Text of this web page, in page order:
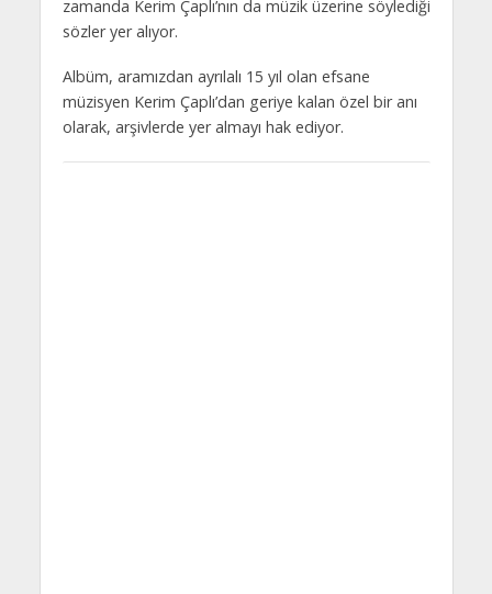
zamanda Kerim Çaplı’nın da müzik üzerine söylediği
sözler yer alıyor.
Albüm, aramızdan ayrılalı 15 yıl olan efsane
müzisyen Kerim Çaplı’dan geriye kalan özel bir anı
olarak, arşivlerde yer almayı hak ediyor.